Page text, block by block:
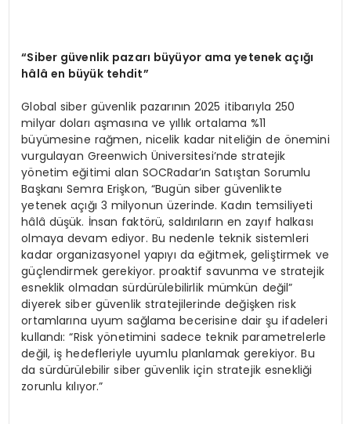
“Siber güvenlik pazarı büyüyor ama yetenek açığı
hâlâ en büyük tehdit”
Global siber güvenlik pazarının 2025 itibarıyla 250
milyar doları aşmasına ve yıllık ortalama %11
büyümesine rağmen, nicelik kadar niteliğin de önemini
vurgulayan Greenwich Üniversitesi’nde stratejik
yönetim eğitimi alan SOCRadar’ın Satıştan Sorumlu
Başkanı Semra Erişkon, “Bugün siber güvenlikte
yetenek açığı 3 milyonun üzerinde. Kadın temsiliyeti
hâlâ düşük. İnsan faktörü, saldırıların en zayıf halkası
olmaya devam ediyor. Bu nedenle teknik sistemleri
kadar organizasyonel yapıyı da eğitmek, geliştirmek ve
güçlendirmek gerekiyor. proaktif savunma ve stratejik
esneklik olmadan sürdürülebilirlik mümkün değil”
diyerek siber güvenlik stratejilerinde değişken risk
ortamlarına uyum sağlama becerisine dair şu ifadeleri
kullandı: “Risk yönetimini sadece teknik parametrelerle
değil, iş hedefleriyle uyumlu planlamak gerekiyor. Bu
da sürdürülebilir siber güvenlik için stratejik esnekliği
zorunlu kılıyor.”